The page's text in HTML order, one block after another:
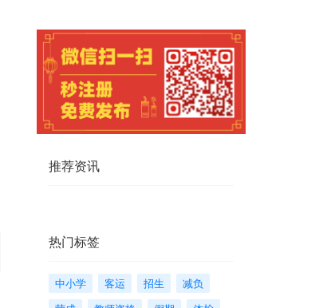
推荐资讯
热门标签
中小学 客运 招生
减负